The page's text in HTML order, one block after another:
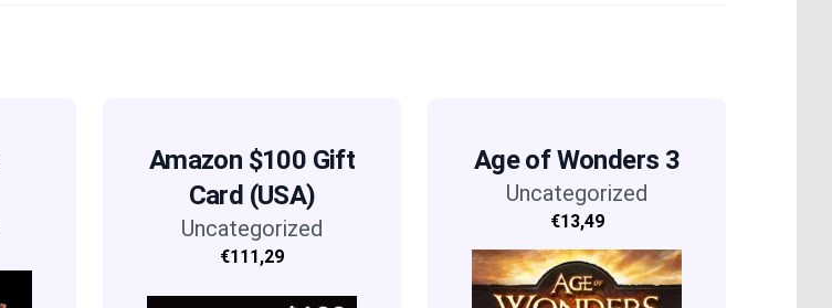
Amazon $100 Gift
Card (USA)
Uncategorized
€111,29
Age of Wonders 3
Uncategorized
€13,49